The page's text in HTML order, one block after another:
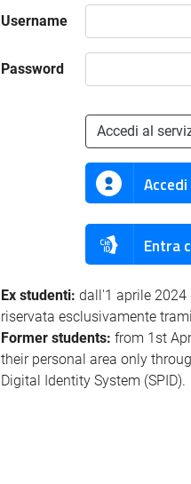
Username
Password
Accedi al
Accedi
Entra
Ex studenti: dall'1 aprile 2024
riservata esclusivamente
Former students: from 1st
their personal area only
Digital Identity System (SPID).